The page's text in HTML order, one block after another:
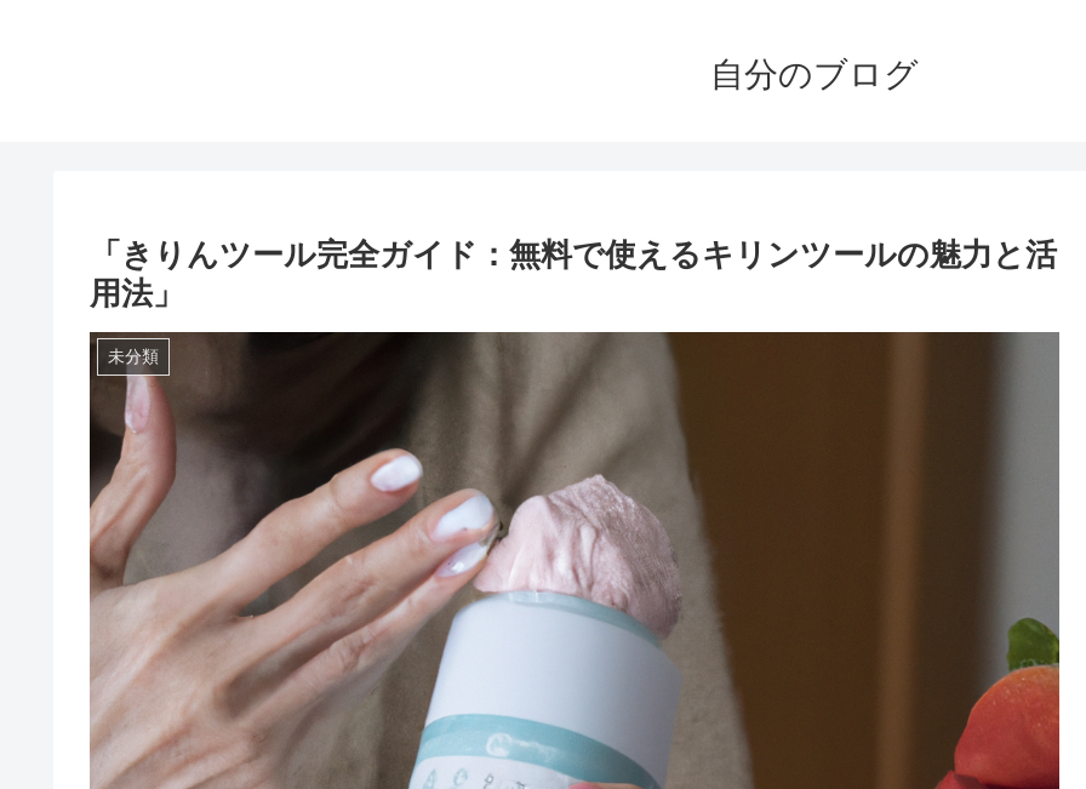
自分のブログ
「きりんツール完全ガイド：無料で使えるキリンツールの魅力と活
用法」
未分類